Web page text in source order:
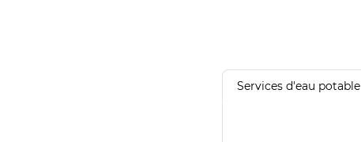
Services d'eau potable